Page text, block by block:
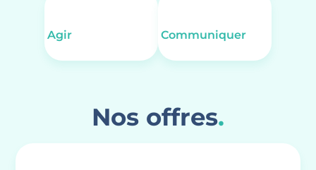
Agir Communiquer
Nos offres.